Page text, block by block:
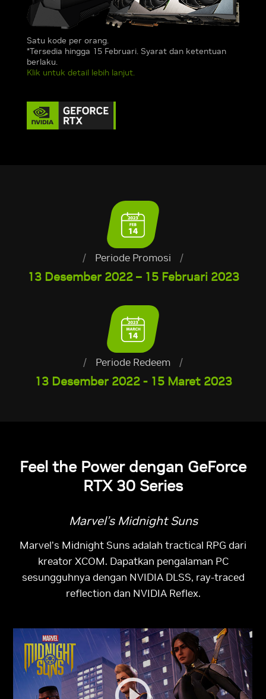
Satu kode per orang.
*Tersedia hingga 15 Februari. Syarat dan ketentuan
berlaku.
Klik untuk detail lebih lanjut.
/ Periode Promosi /
13 Desember 2022 – 15 Februari 2023
/ Periode Redeem /
13 Desember 2022 - 15 Maret 2023
Feel the Power dengan GeForce
RTX 30 Series
Marvel’s Midnight Suns
Marvel’s Midnight Suns adalah tractical RPG dari
kreator XCOM. Dapatkan pengalaman PC
sesungguhnya dengan NVIDIA DLSS, ray-traced
reflection dan NVIDIA Reflex.